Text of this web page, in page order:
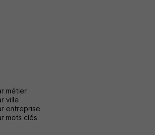
métier
ville
entreprise
mots clés